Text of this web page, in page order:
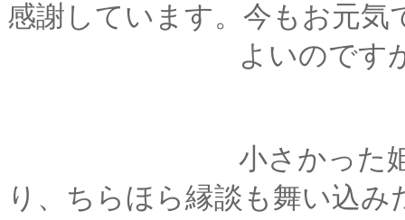
感謝しています。今もお元気
よいのですが･･
小さかった姫様がす
り、ちらほら縁談も舞い込